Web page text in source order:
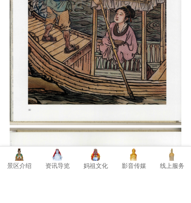
景区介绍 资讯导览 妈祖文化 影音传媒 线上服务